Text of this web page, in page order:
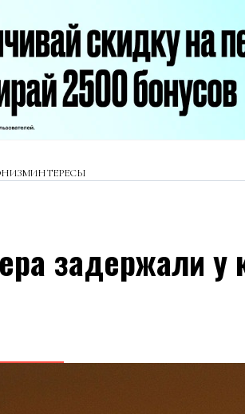
ИНТЕРЕСЫ
задержали